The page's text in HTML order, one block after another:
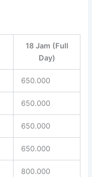
18 Jam (Full
Day)
650.000
650.000
650.000
650.000
800.000